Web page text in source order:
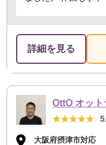
り金額以上の追加
詳細を見る
OttO オット
★★★★★
★★★★★
大阪府摂津市対応